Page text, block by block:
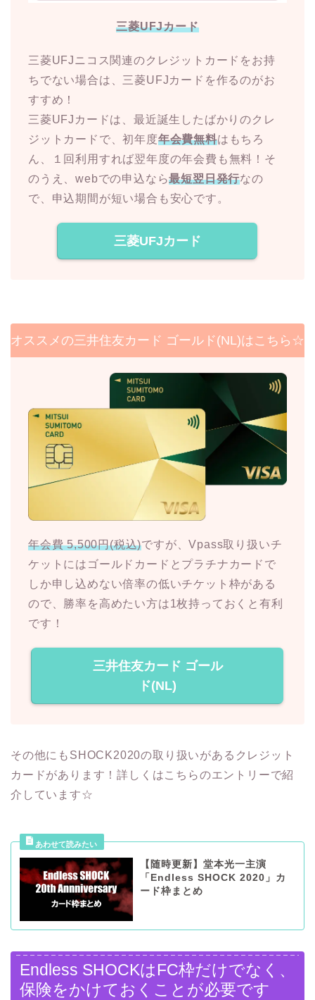
三菱UFJカード
三菱UFJニコス関連のクレジットカードをお持
ちでない場合は、三菱UFJカードを作るのがお
すすめ！
三菱UFJカードは、最近誕生したばかりのクレ
ジットカードで、初年度年会費無料はもちろ
ん、１回利用すれば翌年度の年会費も無料！そ
のうえ、webでの申込なら最短翌日発行なの
で、申込期間が短い場合も安心です。
三菱UFJカード
オススメの三井住友カード ゴールド(NL)はこちら☆
年会費 5,500円(税込)ですが、Vpass取り扱いチ
ケットにはゴールドカードとプラチナカードで
しか申し込めない倍率の低いチケット枠がある
ので、勝率を高めたい方は1枚持っておくと有利
です！
三井住友カード ゴール
ド(NL)
その他にもSHOCK2020の取り扱いがあるクレジット
カードがあります！詳しくはこちらのエントリーで紹
介しています☆
【随時更新】堂本光一主演
「Endless SHOCK 2020」カ
ード枠まとめ
Endless SHOCKはFC枠だけでなく、
保険をかけておくことが必要です